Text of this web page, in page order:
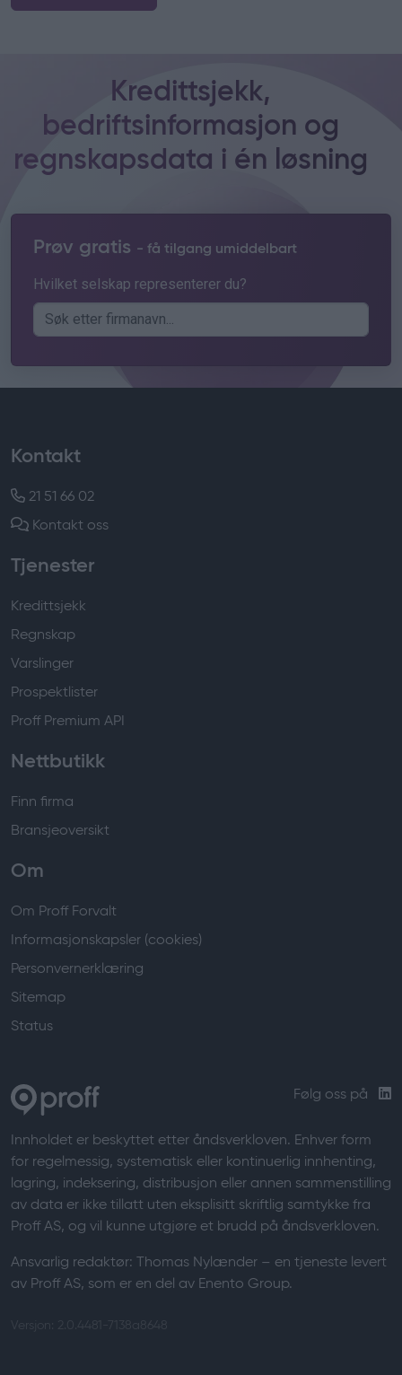
Kredittsjekk,
bedriftsinformasjon og
regnskapsdata i én løsning
Prøv gratis - få tilgang umiddelbart
Hvilket selskap representerer du?
Kontakt
21 51 66 02
Kontakt oss
Tjenester
Kredittsjekk
Regnskap
Varslinger
Prospektlister
Proff Premium API
Nettbutikk
Finn firma
Bransjeoversikt
Om
Om Proff Forvalt
Informasjonskapsler (cookies)
Personvernerklæring
Sitemap
Status
Følg oss på
Innholdet er beskyttet etter åndsverkloven. Enhver form
for regelmessig, systematisk eller kontinuerlig innhenting,
lagring, indeksering, distribusjon eller annen sammenstilling
av data er ikke tillatt uten eksplisitt skriftlig samtykke fra
Proff AS, og vil kunne utgjøre et brudd på åndsverkloven.
Ansvarlig redaktør: Thomas Nylænder – en tjeneste levert
av Proff AS, som er en del av Enento Group.
Versjon: 2.0.4481-7138a8648